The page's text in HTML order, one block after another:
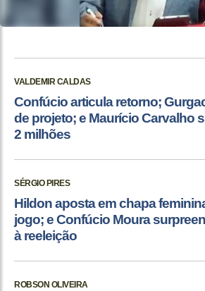
VALDEMIR CALDAS
Confúcio articula retorno;
de projeto; e Maurício Carvalho
2 milhões
SÉRGIO PIRES
Hildon aposta em chapa
jogo; e Confúcio Moura
à reeleição
ROBSON OLIVEIRA